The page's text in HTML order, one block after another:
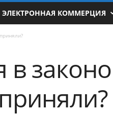
ЭЛЕКТРОННАЯ КОММЕРЦИЯ